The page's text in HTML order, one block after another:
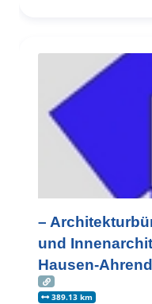
–
und
Hausen-
389.13 km